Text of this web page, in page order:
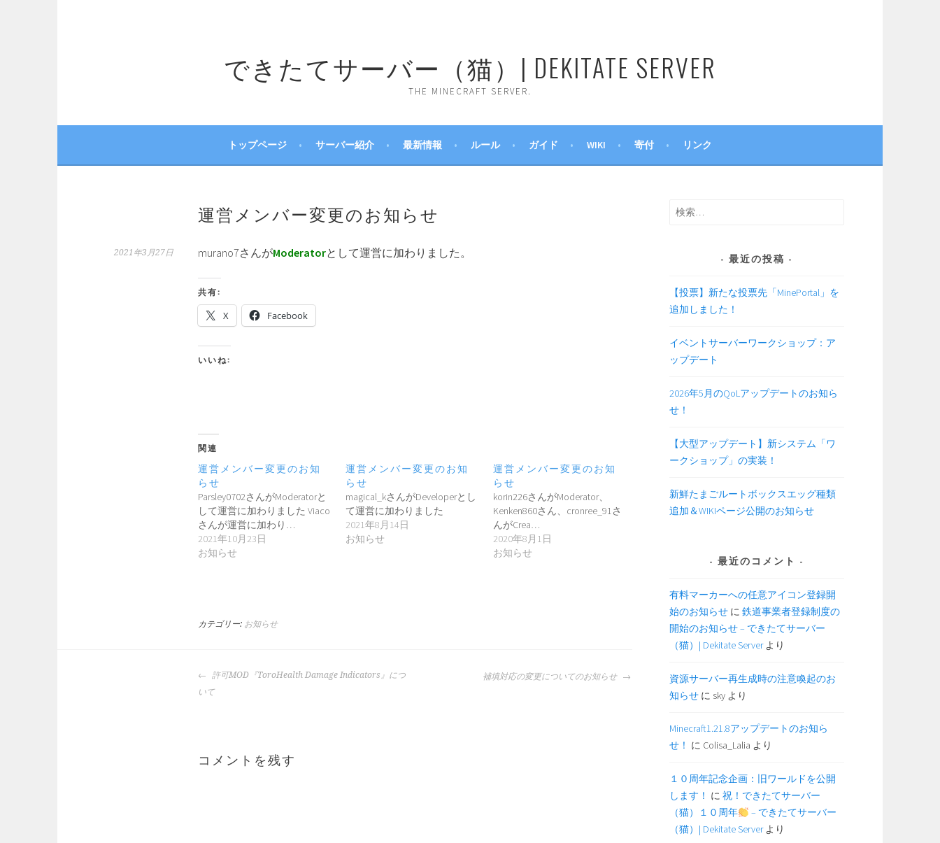
キ
できたてサーバー（猫）| DEKITATE SERVER
THE MINECRAFT SERVER.
トップページ サーバー紹介 最新情報 ルール ガイド WIKI 寄付 リンク
運営メンバー変更のお知らせ
2021年3月27日 murano7さんがModeratorとして運営に加わりました。
共有:
X Facebook
いいね:
関連
運営メンバー変更のお知
らせ
Parsley0702さんがModeratorと
して運営に加わりました Viaco
さんが運営に加わり…
2021年10月23日
お知らせ
運営メンバー変更のお知
らせ
magical_kさんがDeveloperとし
て運営に加わりました
2021年8月14日
お知らせ
運営メンバー変更のお知
らせ
korin226さんがModerator、
Kenken860さん、cronree_91さ
んがCrea…
2020年8月1日
お知らせ
カテゴリー: お知らせ
投
稿
ー
許可MOD『ToroHealth Damage Indicators』につ
いて
補填対応の変更についてのお知らせ
コメントを残す
検
最近の投稿
【投票】新たな投票先「MinePortal」を
追加しました！
イベントサーバーワークショップ：ア
ップデート
2026年5月のQoLアップデートのお知ら
せ！
【大型アップデート】新システム「ワ
ークショップ」の実装！
新鮮たまごルートボックスエッグ種類
追加＆WIKIページ公開のお知らせ
最近のコメント
有料マーカーへの任意アイコン登録開
始のお知らせ に 鉄道事業者登録制度の
開始のお知らせ – できたてサーバー
（猫）| Dekitate Serverより
資源サーバー再生成時の注意喚起のお
知らせ に sky より
Minecraft1.21.8アップデートのお知ら
せ！ に Colisa_Lalia より
１０周年記念企画：旧ワールドを公開
します！ に 祝！できたてサーバー
（猫）１０周年
– できたてサーバー
（猫）| Dekitate Serverより